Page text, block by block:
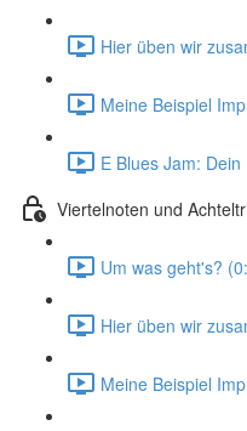
Hier üben wir
Meine Beispiel
E Blues Jam:
Viertelnoten und
Um was geht's?
Hier üben wir
Meine Beispiel